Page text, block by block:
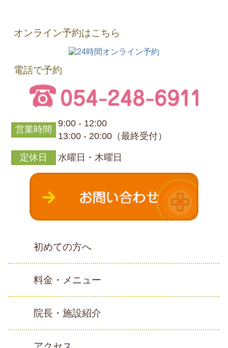
オンライン予約はこちら
電話で予約
営業時間
9:00 - 12:00
13:00 - 20:00（最終受付）
定休日 水曜日・木曜日
初めての方へ
料金・メニュー
院長・施設紹介